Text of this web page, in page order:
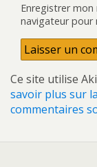
Enregistrer
navigateur pour
Ce site utilise
savoir plus sur
commentaires